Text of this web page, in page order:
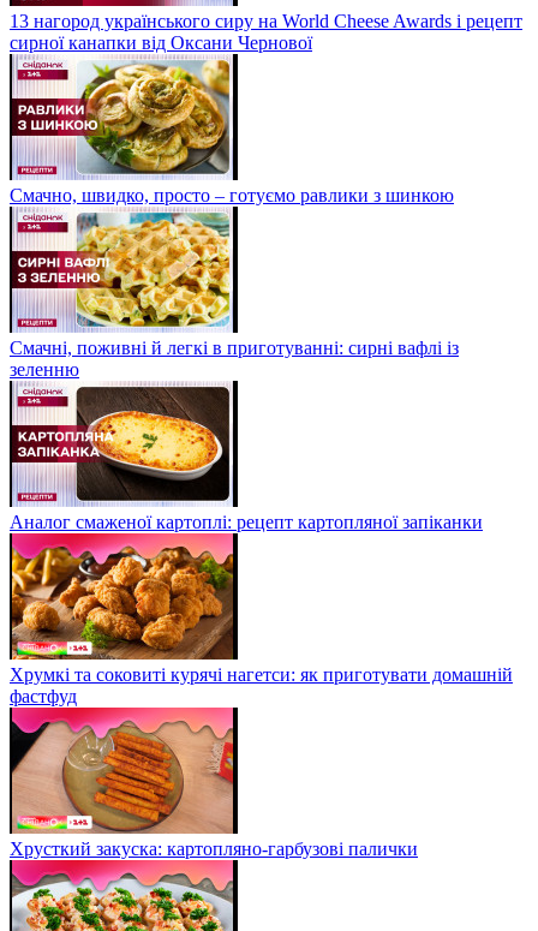
13 нагород українського сиру на World Cheese Awards і рецепт
сирної канапки від Оксани Чернової
Смачно, швидко, просто – готуємо равлики з шинкою
Смачні, поживні й легкі в приготуванні: сирні вафлі із
зеленню
Аналог смаженої картоплі: рецепт картопляної запіканки
Хрумкі та соковиті курячі нагетси: як приготувати домашній
фастфуд
Хрусткий закуска: картопляно-гарбузові палички